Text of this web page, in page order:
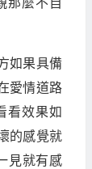
那麼不自
如果具備
愛情道路
看效果如
的感覺就
見就有感